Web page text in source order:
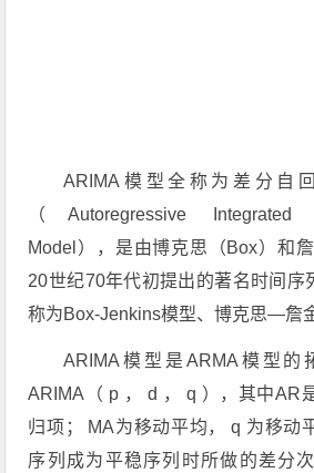
ARIMA模型全称为差分自
（Autoregressive Integrated
Model），是由博克思（Box）和
20世纪70年代初提出的著名时间序
称为Box-Jenkins模型、博克思—詹
ARIMA模型是ARMA模型的
ARIMA（ p ，d ， q ），其中AR
归项； MA为移动平均，q 为移动
序列成为平稳序列时所做的差分